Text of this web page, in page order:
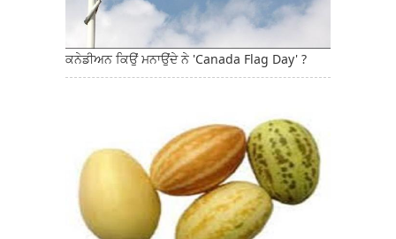
ਕਨੇਡੀਅਨ ਕਿਉਂ ਮਨਾਉਂਦੇ ਨੇ 'Canada Flag Day' ?